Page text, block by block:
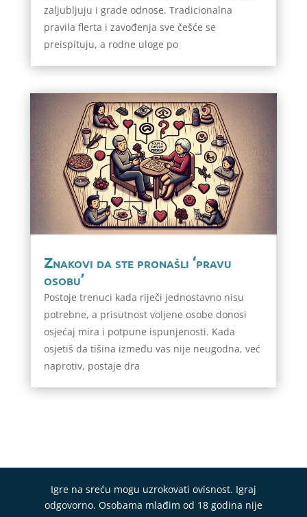
zaljubljuju i grade odnose. Tradicionalna
pravila flerta i zavođenja sve češće se
preispituju, a rodne uloge po
Znakovi da ste pronašli ‘pravu
osobu’
Postoje trenuci kada riječi jednostavno nisu
potrebne, a prisutnost voljene osobe donosi
osjećaj mira i potpune ispunjenosti. Kada
osjetiš da tišina između vas nije neugodna, već
naprotiv, postaje dra
Igre na sreću mogu uzrokovati ovisnost. Igraj
odgovorno. Osobama mlađim od 18 godina nije